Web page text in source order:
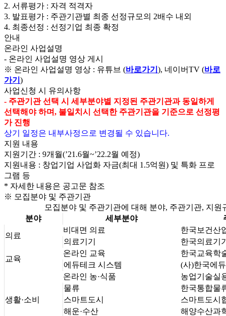
2. 서류평가 : 자격 적격자
3. 발표평가 : 주관기관별 최종 선정규모의 2배수 내외
4. 최종선정 : 선정기업 최종 확정
안내
온라인 사업설명
- 온라인 사업설명 영상 게시
※ 온라인 사업설명 영상 : 유튜브 (바로가기 ), 네이버TV (바로
가기 )
사업신청 시 유의사항
- 주관기관 선택 시 세부분야별 지정된 주관기관과 동일하게
선택해야 하며, 불일치시 선택한 주관기관을 기준으로 선정평
가 진행
상기 일정은 내부사정으로 변경될 수 있습니다.
지원 내용
지원기간 : 9개월(’21.6월~’22.2월 예정)
지원내용 : 창업기업 사업화 자금(최대 1.5억원) 및 특화 프로
그램 등
* 자세한 내용은 공고문 참조
※ 모집분야 및 주관기관
모집분야 및 주관기관에 대해 분야, 주관기관, 지
분야
세부분야
의료
비대면 의료
한국보건산
의료기기
한국의료기
교육
온라인 교육
한국교육학
에듀테크 시스템
(사)한국에
생활·소비
온라인 농·식품
농업기술실
물류
한국통합물
스마트도시
스마트도시
해운·수산
해양수산과